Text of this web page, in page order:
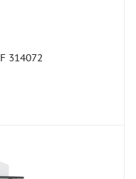
314072